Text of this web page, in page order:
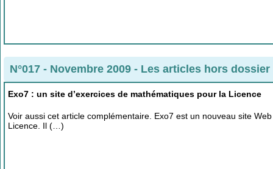
N°017 - Novembre 2009 - Les articles hors dossier
Exo7 : un site d’exercices de mathématiques pour la Licence
Voir aussi cet article complémentaire. Exo7 est un nouveau site
Licence. Il (…)